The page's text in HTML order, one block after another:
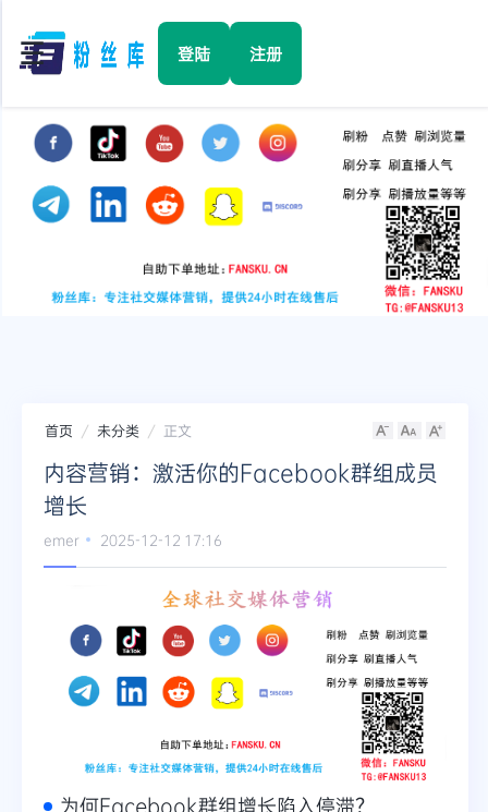
☰ 登陆 注册
Facebook
TikTok
YouTube
Twitter
首页 未分类 正文
内容营销：激活你的Facebook群组成员
增长
emer 2025-12-12 17:16
为何Facebook群组增长陷入停滞？